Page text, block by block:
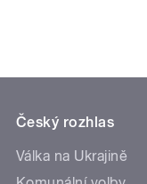
Český rozhlas
Válka na Ukrajině